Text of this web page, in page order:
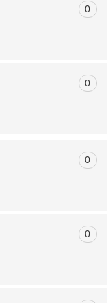
0
0
0
0